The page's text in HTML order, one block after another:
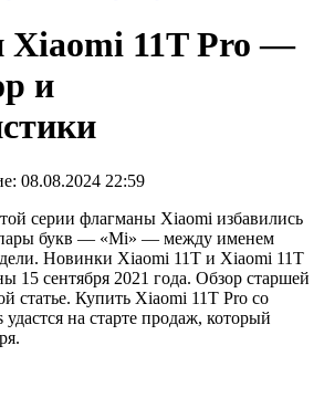
Xiaomi 11T Pro —
и
08.08.2024 22:59
серии флагманы Xiaomi избавились
пары букв — «Mi» — между именем
Новинки Xiaomi 11T и Xiaomi 11T
15 сентября 2021 года. Обзор старшей
статье. Купить Xiaomi 11T Pro со
на старте продаж, который